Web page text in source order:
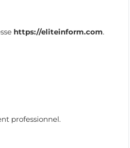
https://eliteinform.com.
professionnel.